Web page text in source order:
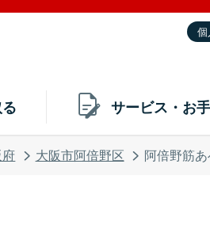
個
サービス・お
大阪市阿倍野区 阿倍野筋